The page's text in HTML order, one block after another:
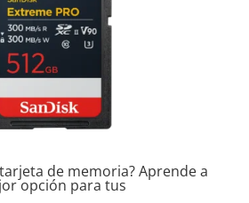
de memoria? Aprende a
opción para tus